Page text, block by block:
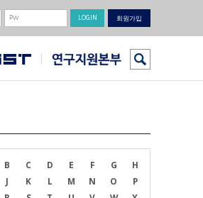
회원가입
B C D E F G
H
J K L M N O
P